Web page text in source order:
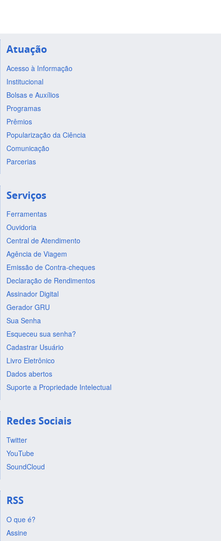
Atuação
Acesso à Informação
Institucional
Bolsas e Auxílios
Programas
Prêmios
Popularização da Ciência
Comunicação
Parcerias
Serviços
Ferramentas
Ouvidoria
Central de Atendimento
Agência de Viagem
Emissão de Contra-cheques
Declaração de Rendimentos
Assinador Digital
Gerador GRU
Sua Senha
Esqueceu sua senha?
Cadastrar Usuário
Livro Eletrônico
Dados abertos
Suporte a Propriedade Intelectual
Redes Sociais
Twitter
YouTube
SoundCloud
RSS
O que é?
Assine